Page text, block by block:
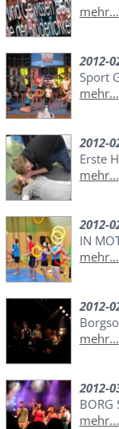
mehr...
2012-
Sport
mehr...
2012-
Erste
mehr...
2012-
IN
mehr...
2012-
mehr...
2012-
BORG
mehr...